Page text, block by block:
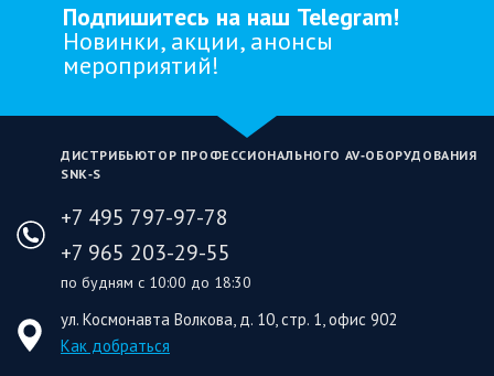
Подпишитесь на наш Telegram!
Новинки, акции, анонсы
мероприятий!
ДИСТРИБЬЮТОР ПРОФЕССИОНАЛЬНОГО AV‑ОБОРУДОВАНИЯ
SNK‑S
+7 495 797-97-78
+7 965 203-29-55
по будням с 10:00 до 18:30
ул. Космонавта Волкова, д. 10, стр. 1, офис 902
Как добраться